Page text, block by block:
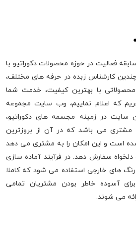
با 8 سال سابقه فعالیت در حوزه محصولات دکوراتیو با
کارشناس زبده در حرفه های مختلف،
با بهترین کیفیت، خدمت شما
که اعلام نماییم، وب سایت مجموعه
سایت در زمینه مجسمه های دکوراتیو،
مشتری می باشد که در آن از بروزترین
است و این امکان را به مشتری می دهد
دلخواه سفارش دهد. در فرآیند آماده سازی
رنگ های خارجی استفاده می شود که کاملا
آسوده خاطر بودن مشتریان تمامی
می شوند.